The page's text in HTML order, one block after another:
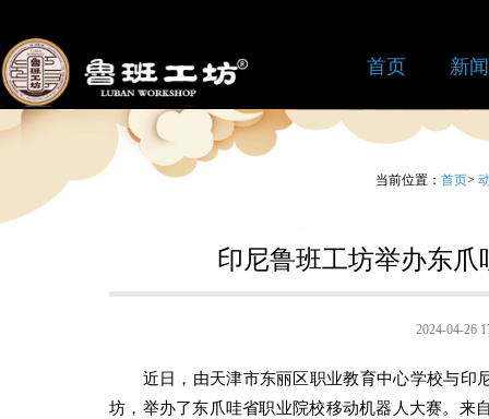
首页 新
当前位置： 首页>
印尼鲁班工坊举办东
2024-04-26
近日，由天津市东丽区职业教育中心学校与印
坊，举办了东爪哇省职业院校移动机器人大赛。来